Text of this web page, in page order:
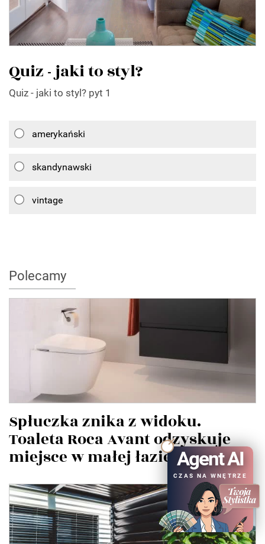
Quiz - jaki to styl?
Quiz - jaki to styl? pyt 1
amerykański
skandynawski
vintage
Polecamy
Spłuczka znika z widoku.
Toaleta Roca Avant odzyskuje
miejsce w małej łazienceAgent AI
CZAS NA WNĘTRZE